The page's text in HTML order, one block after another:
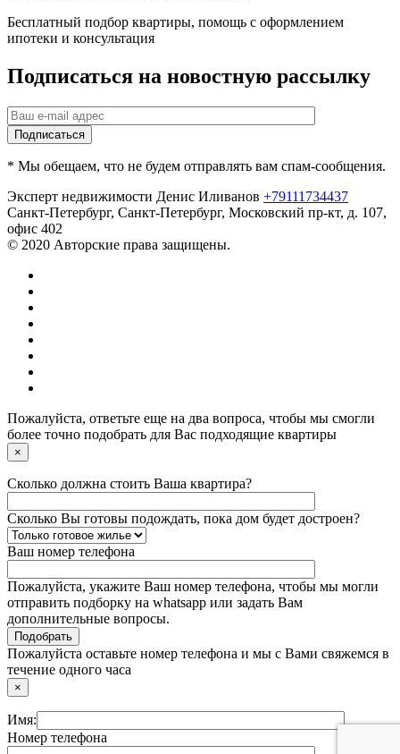
Бесплатный подбор квартиры, помощь с оформлением
ипотеки и консультация
Подписаться на новостную рассылку
* Мы обещаем, что не будем отправлять вам спам-сообщения.
Эксперт недвижимости Денис Иливанов +79111734437
Санкт-Петербург, Санкт-Петербург, Московский пр-кт, д. 107,
офис 402
© 2020 Авторские права защищены.
Пожалуйста, ответьте еще на два вопроса, чтобы мы смогли
более точно подобрать для Вас подходящие квартиры
×
Сколько должна стоить Ваша квартира?
Сколько Вы готовы подождать, пока дом будет достроен?
Ваш номер телефона
Пожалуйста, укажите Ваш номер телефона, чтобы мы могли
отправить подборку на whatsapp или задать Вам
дополнительные вопросы.
Пожалуйста оставьте номер телефона и мы с Вами свяжемся в
течение одного часа
×
Имя:
Номер телефона